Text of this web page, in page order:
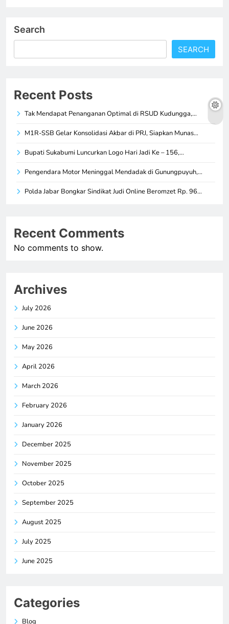
Search
SEARCH
Recent Posts
Tak Mendapat Penanganan Optimal di RSUD Kudungga,…
M1R-SSB Gelar Konsolidasi Akbar di PRJ, Siapkan Munas…
Bupati Sukabumi Luncurkan Logo Hari Jadi Ke – 156,…
Pengendara Motor Meninggal Mendadak di Gunungpuyuh,…
Polda Jabar Bongkar Sindikat Judi Online Beromzet Rp. 96…
Recent Comments
No comments to show.
Archives
July 2026
June 2026
May 2026
April 2026
March 2026
February 2026
January 2026
December 2025
November 2025
October 2025
September 2025
August 2025
July 2025
June 2025
Categories
Blog